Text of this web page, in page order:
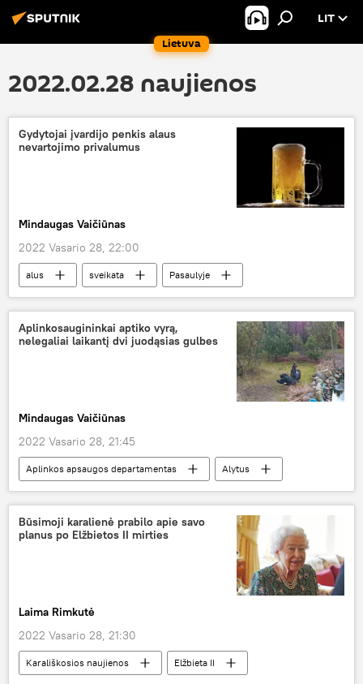
Lietuva
LIT
2022.02.28 naujienos
Gydytojai įvardijo penkis alaus
nevartojimo privalumus
Mindaugas Vaičiūnas
2022 Vasario 28, 22:00
alus sveikata Pasaulyje
Aplinkosaugininkai aptiko vyrą,
nelegaliai laikantį dvi juodąsias gulbes
Mindaugas Vaičiūnas
2022 Vasario 28, 21:45
Aplinkos apsaugos departamentas
Alytus
Visuomenė
Lietuva gulbė
Būsimoji karalienė prabilo apie savo
planus po Elžbietos II mirties
Laima Rimkutė
2022 Vasario 28, 21:30
Karališkosios naujienos
Elžbieta II